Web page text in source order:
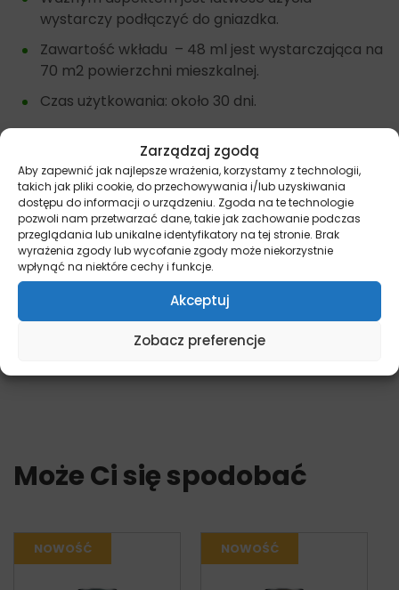
Zarządzaj zgodą
Aby zapewnić jak najlepsze wrażenia, korzystamy z technologii,
takich jak pliki cookie, do przechowywania i/lub uzyskiwania
dostępu do informacji o urządzeniu. Zgoda na te technologie
pozwoli nam przetwarzać dane, takie jak zachowanie podczas
przeglądania lub unikalne identyfikatory na tej stronie. Brak
wyrażenia zgody lub wycofanie zgody może niekorzystnie
wpłynąć na niektóre cechy i funkcje.
Akceptuj
Zobacz preferencje
wystarczy podłączyć do gniazdka.
Zawartość wkładu – 48 ml jest wystarczająca na
70 m2 powierzchni mieszkalnej.
Czas użytkowania: około 30 dni.
Inne suplementy i preparaty dla kotów, znajdziesz
tutaj –Kot – Preparaty.
Dostępne opakowania: 1 szt. (1 wkład 48 ml)
Pamiętaj, że więcej informacji na temat promocji i
wyjątkowych ofert znajdziesz na naszych kanałach
społecznościowych:Facebook/miskakarmypl
Może Ci się spodobać